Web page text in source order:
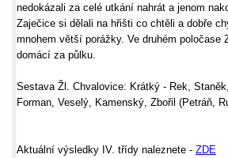
nedokázali za celé utkání nahrát a jenom
Zaječice si dělali na hřišti co chtěli a dobře
mnohem větší porážky. Ve druhém poločase
domácí za půlku.
Sestava Žl. Chvalovice: Krátký - Rek,
Forman, Veselý, Kamenský, Zbořil (Petráň,
Aktuální výsledky IV. třídy naleznete - ZDE